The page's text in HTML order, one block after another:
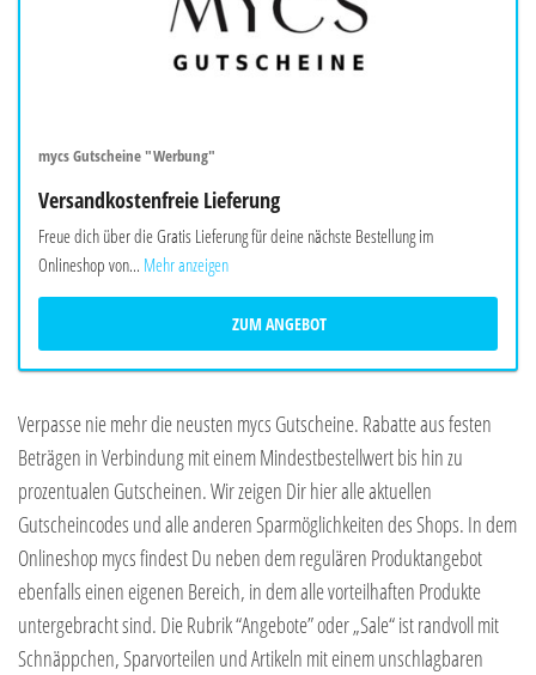
mycs Gutscheine "Werbung"
Versandkostenfreie Lieferung
Freue dich über die Gratis Lieferung für deine nächste Bestellung im
Onlineshop von... Mehr anzeigen
ZUM ANGEBOT
Verpasse nie mehr die neusten mycs Gutscheine. Rabatte aus festen
Beträgen in Verbindung mit einem Mindestbestellwert bis hin zu
prozentualen Gutscheinen. Wir zeigen Dir hier alle aktuellen
Gutscheincodes und alle anderen Sparmöglichkeiten des Shops. In dem
Onlineshop mycs findest Du neben dem regulären Produktangebot
ebenfalls einen eigenen Bereich, in dem alle vorteilhaften Produkte
untergebracht sind. Die Rubrik “Angebote” oder „Sale“ ist randvoll mit
Schnäppchen, Sparvorteilen und Artikeln mit einem unschlagbaren